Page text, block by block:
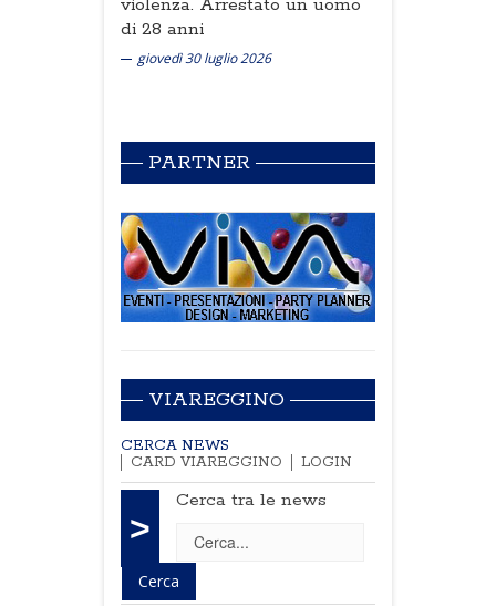
violenza. Arrestato un uomo
di 28 anni
giovedì 30 luglio 2026
PARTNER
VIAREGGINO
CERCA NEWS
CARD VIAREGGINO
LOGIN
>
Cerca tra le news